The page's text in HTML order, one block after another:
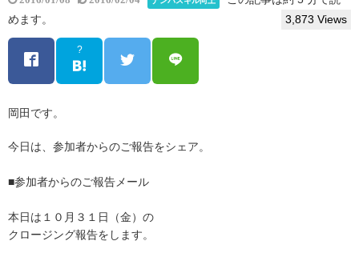
めます。
3,873 Views
?
岡田です。
今日は、参加者からのご報告をシェア。
■参加者からのご報告メール
本日は１０月３１日（金）の
クロージング報告をします。